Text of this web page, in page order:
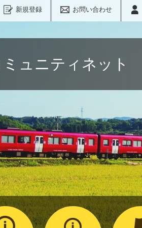
新規登録 お問い合わせ
ュニティネット